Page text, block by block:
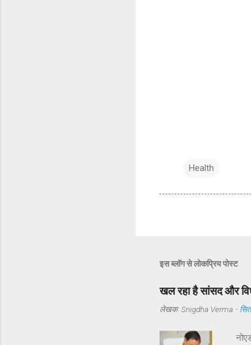
Health
इस ब्लॉग से लोकप्रिय पोस्ट
खल रहा है सांसद और
लेखक: Snigdha Verma -